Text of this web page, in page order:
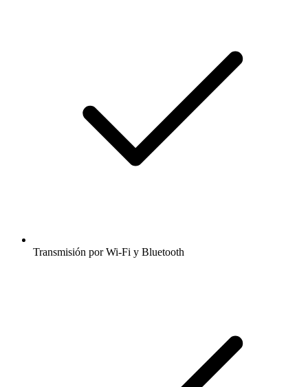
Transmisión por Wi-Fi y Bluetooth